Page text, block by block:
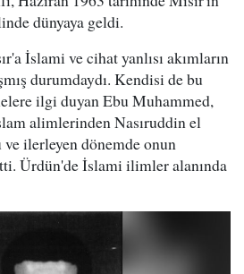
dünyaya geldi.
İslami ve cihat yanlısı akımların
durumdaydı. Kendisi de bu
ilgi duyan Ebu Muhammed,
alimlerinden Nasıruddin el
ilerleyen dönemde onun
Ürdün'de İslami ilimler alanında